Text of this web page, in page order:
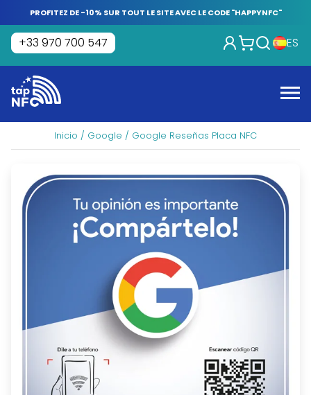
to
content
PROFITEZ DE -10% SUR TOUT LE SITE AVEC LE CODE "HAPPYNFC"
+33 970 700 547 ES
NFC
Inicio / Google / Google Reseñas Placa NFC